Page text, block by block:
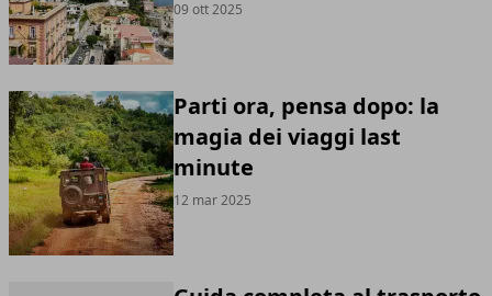
09 ott 2025
Parti ora, pensa dopo: la
magia dei viaggi last
minute
12 mar 2025